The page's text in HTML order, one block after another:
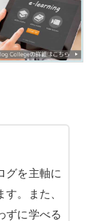
グを主軸に
。また、
ずに学べる